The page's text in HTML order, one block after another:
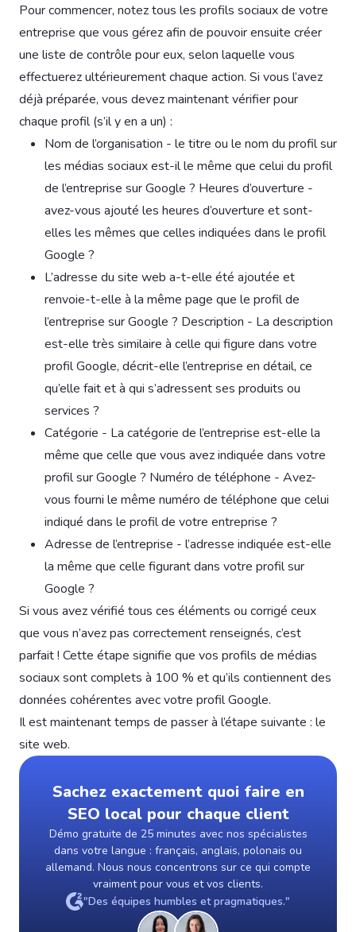
Pour commencer, notez tous les profils sociaux de votre
entreprise que vous gérez afin de pouvoir ensuite créer
une liste de contrôle pour eux, selon laquelle vous
effectuerez ultérieurement chaque action. Si vous l’avez
déjà préparée, vous devez maintenant vérifier pour
chaque profil (s’il y en a un) :
Nom de l’organisation - le titre ou le nom du profil sur
les médias sociaux est-il le même que celui du profil
de l’entreprise sur Google ? Heures d’ouverture -
avez-vous ajouté les heures d’ouverture et sont-
elles les mêmes que celles indiquées dans le profil
Google ?
L’adresse du site web a-t-elle été ajoutée et
renvoie-t-elle à la même page que le profil de
l’entreprise sur Google ? Description - La description
est-elle très similaire à celle qui figure dans votre
profil Google, décrit-elle l’entreprise en détail, ce
qu’elle fait et à qui s’adressent ses produits ou
services ?
Catégorie - La catégorie de l’entreprise est-elle la
même que celle que vous avez indiquée dans votre
profil sur Google ? Numéro de téléphone - Avez-
vous fourni le même numéro de téléphone que celui
indiqué dans le profil de votre entreprise ?
Adresse de l’entreprise - l’adresse indiquée est-elle
la même que celle figurant dans votre profil sur
Google ?
Si vous avez vérifié tous ces éléments ou corrigé ceux
que vous n’avez pas correctement renseignés, c’est
parfait ! Cette étape signifie que vos profils de médias
sociaux sont complets à 100 % et qu’ils contiennent des
données cohérentes avec votre profil Google.
Il est maintenant temps de passer à l’étape suivante : le
site web.
Sachez exactement quoi faire en
SEO local pour chaque client
Démo gratuite de 25 minutes avec nos spécialistes
dans votre langue : français, anglais, polonais ou
allemand. Nous nous concentrons sur ce qui compte
vraiment pour vous et vos clients.
"Des équipes humbles et pragmatiques."